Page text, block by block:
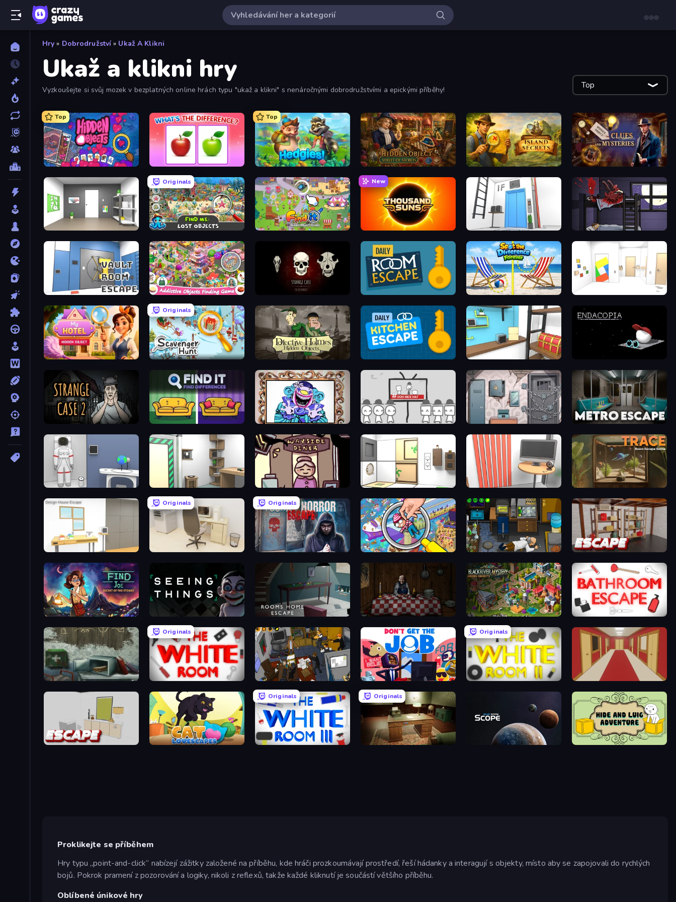
Hry » Dobrodružství » Ukaž A Klikni
Ukaž a klikni hry
Vyzkoušejte si svůj mozek v bezplatných online hrách typu "ukaž a klikni" s nenáročnými dobrodružstvími a epickými příběhy! Top
Top
Hidden Objects What's The Difference?
Top
Hedgies Hidden Object: Street Of Secrets Hidden Objects: Island Secrets Hidden Object: Clues and Mysteries
Paint Room Escape
Originals
Find Me: Lost Objects Find It: Hidden Object Puzzle
New
Thousand Suns Elevator Room Escape The Visitor
Vault Room Escape Scavenger Hunt - Hidden Items Room Escape: Strange Case Daily Room Escape Spot the Difference Forever Mirror Room Escape
Hidden Object: My Hotel
Originals
Scavenger Hunt - Multiplayer Game Cafe Escape Endacopia
Escape Room: Strange Case 2 Find It - Find The Differences Exhibit of Sorrows We Become What We Behold Cube Stories: Escape Metro Escape
Space Museum Escape Machine Room Escape Diner in the Storm Puzzle Room Escape Computer Office Escape TRACE
Design House Escape
Originals
House Escape: Office
Originals
Scary Horror Escape Room Seek & Find - Hidden Object Game Foreign Creature Kitchen Escape
Find Joe: Secret of The Stones Seeing Things Rooms Home Escape Little Cabin in the Woods Blackriver Mystery: Hidden Objects Bathroom Escape
Big Giant Games (Prison Escape Puzzle)
Originals
The White Room Foreign Creature 2 Don't Get the Job
Originals
The White Room 2 Escape or Die 4
The White Room 4 Cat Lovescapes
Originals
The White Room 3
Originals
Vintage Escape Solar System Scope Hide and Luig Adventure
Proklikejte se příběhem
Hry typu „point-and-click“ nabízejí zážitky založené na příběhu, kde hráči prozkoumávají prostředí, řeší hádanky a interagují s objekty, místo aby se zapojovali do rychlých
bojů. Pokrok pramení z pozorování a logiky, nikoli z reflexů, takže každé kliknutí je součástí většího příběhu.
Oblíbené únikové hry